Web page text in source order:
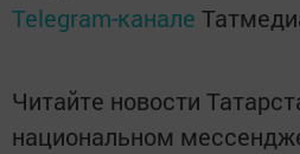
Telegram-канале
Читайте новости
национальном